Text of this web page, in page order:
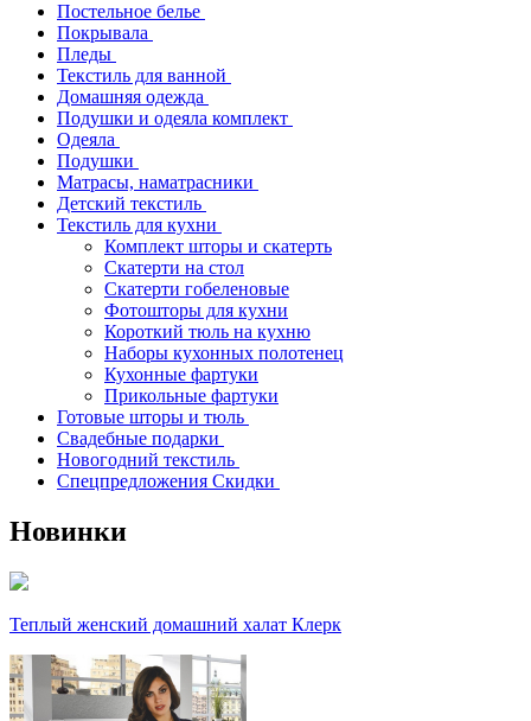
Постельное белье
Покрывала
Пледы
Текстиль для ванной
Домашняя одежда
Подушки и одеяла комплект
Одеяла
Подушки
Матрасы, наматрасники
Детский текстиль
Текстиль для кухни
Комплект шторы и скатерть
Скатерти на стол
Скатерти гобеленовые
Фотошторы для кухни
Короткий тюль на кухню
Наборы кухонных полотенец
Кухонные фартуки
Прикольные фартуки
Готовые шторы и тюль
Свадебные подарки
Новогодний текстиль
Спецпредложения Скидки
Новинки
Теплый женский домашний халат Клерк